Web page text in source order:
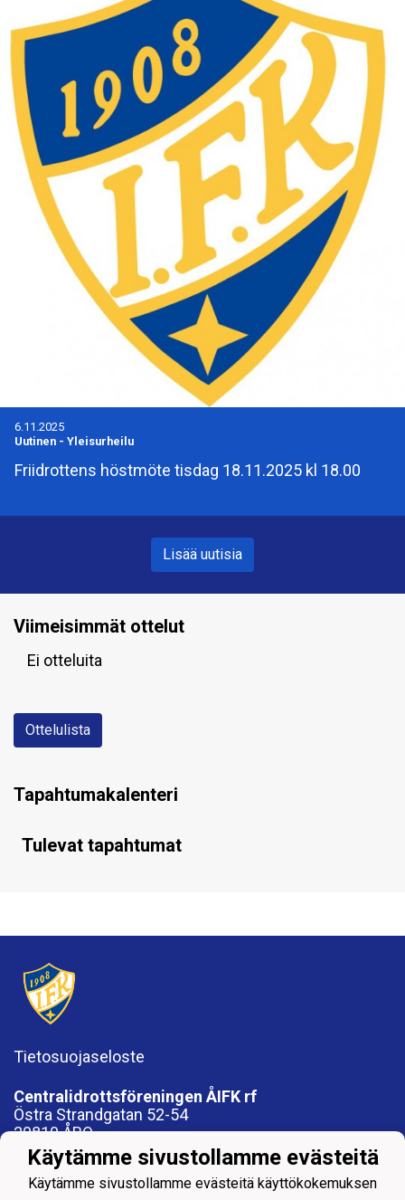
6.11.2025
Uutinen - Yleisurheilu
Friidrottens höstmöte tisdag 18.11.2025 kl 18.00
Lisää uutisia
Viimeisimmät ottelut
Ei otteluita
Ottelulista
Tapahtumakalenteri
Tulevat tapahtumat
Tietosuojaseloste
Centralidrottsföreningen ÅIFK rf
Östra Strandgatan 52-54
20810 ÅBO
FO 1012819-8
Fotbollsföreningen ÅIFK rf, 1088017-9
Käytämme sivustollamme evästeitä
Käytämme sivustollamme evästeitä käyttökokemuksen